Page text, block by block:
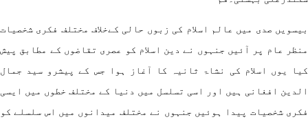
صدی میں عالم اسلام کی زبوں حالی کےخلاف مختلف فکری شخصیات
عام پر آئیں جنہوں نے دین اسلام کو عصری تقاضوں کے مطابق پیش
یوں اسلام کی نشاۃ ثانیہ کا آغاز ہوا جس کے پیشرو سید جمال
افغانی ہیں اور اسی تسلسل میں دنیا کے مختلف خطوں میں ایسی
شخصیات پیدا ہوئیں جنہوں نے مختلف میدانوں میں اس سلسلے کو